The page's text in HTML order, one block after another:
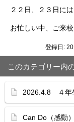
２２日、２３日に
お忙しい中、ご来
登録日:
このカテゴリー内
2026.4.8 ４年
Can Do（感動